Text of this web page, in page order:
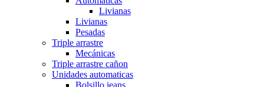
Livianas
Livianas
Pesadas
Triple arrastre
Mecánicas
Triple arrastre cañon
Unidades automaticas
Bolsillo jeans